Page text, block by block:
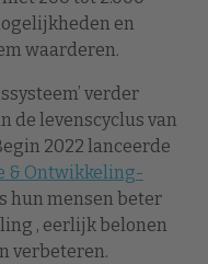
en
waarderen.
verder
de levenscyclus van
2022 lanceerde
& Ontwikkeling-
hun mensen beter
, eerlijk belonen
verbeteren.